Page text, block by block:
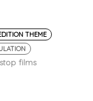
THEME
films